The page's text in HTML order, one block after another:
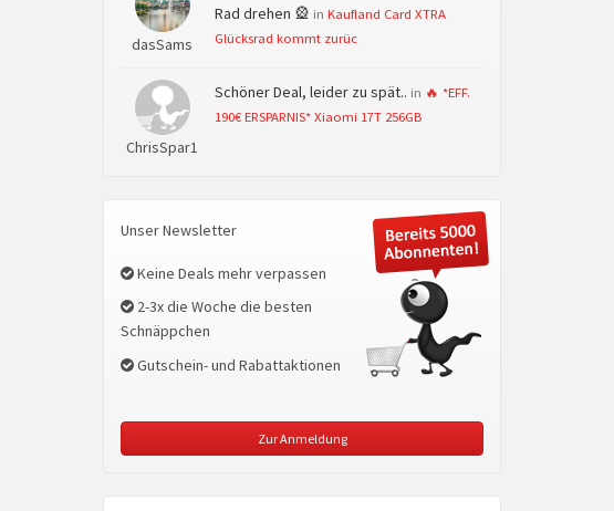
dasSams
Rad drehen 🎡 in Kaufland Card XTRA
Glücksrad kommt zurüc
ChrisSpar1
Schöner Deal, leider zu spät.. in 🔥 *EFF.
190€ ERSPARNIS* Xiaomi 17T 256GB
Unser Newsletter
Keine Deals mehr verpassen
2-3x die Woche die besten
Schnäppchen
Gutschein- und Rabattaktionen
Zur Anmeldung